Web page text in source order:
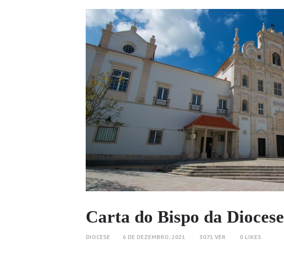
Carta do Bispo da Diocese
DIOCESE 6 DE DEZEMBRO, 2021 3071 VER 0 LIKES